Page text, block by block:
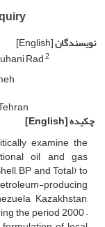
نویسندگان[English]
Rad2
چکیده[English]
examine the
oil and gas
BP and Total) to
producing
Kazakhstan,
the period 2000 –